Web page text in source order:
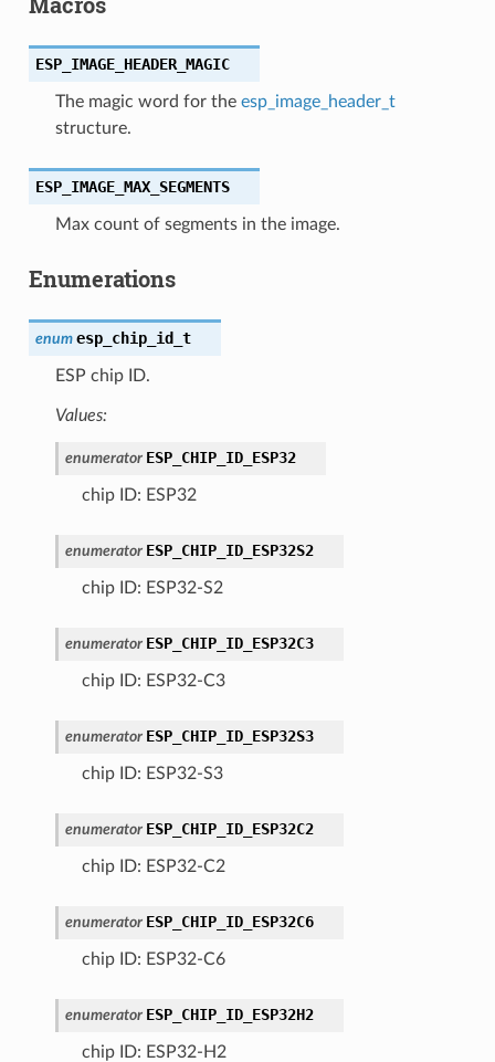
ESP_IMAGE_HEADER_MAGIC
The magic word for the esp_image_header_t
structure.
ESP_IMAGE_MAX_SEGMENTS
Max count of segments in the image.
Enumerations
enum esp_chip_id_t
ESP chip ID.
Values:
enumerator ESP_CHIP_ID_ESP32
chip ID: ESP32
enumerator ESP_CHIP_ID_ESP32S2
chip ID: ESP32-S2
enumerator ESP_CHIP_ID_ESP32C3
chip ID: ESP32-C3
enumerator ESP_CHIP_ID_ESP32S3
chip ID: ESP32-S3
enumerator ESP_CHIP_ID_ESP32C2
chip ID: ESP32-C2
enumerator ESP_CHIP_ID_ESP32C6
chip ID: ESP32-C6
enumerator ESP_CHIP_ID_ESP32H2
chip ID: ESP32-H2